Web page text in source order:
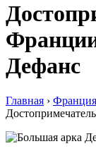
Дефанс
Главная › Франция